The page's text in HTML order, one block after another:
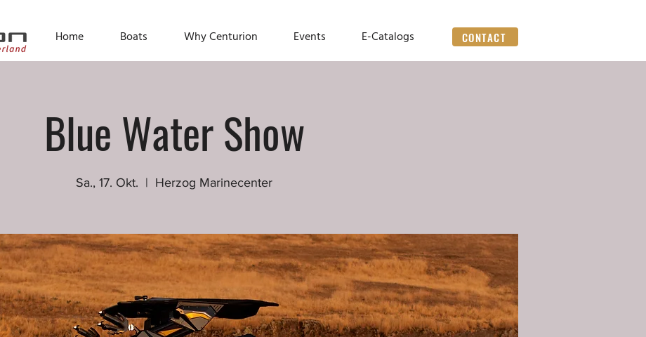
Home Boats Why Centurion Events E-Catalogs CONTACT
Blue Water Show
Sa., 17. Okt.
  |
Herzog Marinecenter